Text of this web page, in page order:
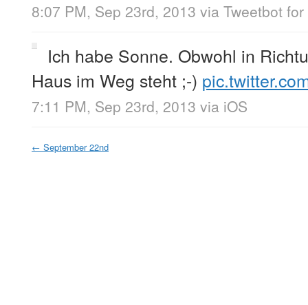
8:07 PM, Sep 23rd, 2013 via Tweetbot
Ich habe Sonne. Obwohl in
Haus im Weg steht ;-)
7:11 PM, Sep 23rd, 2013 via iOS
← September 22nd